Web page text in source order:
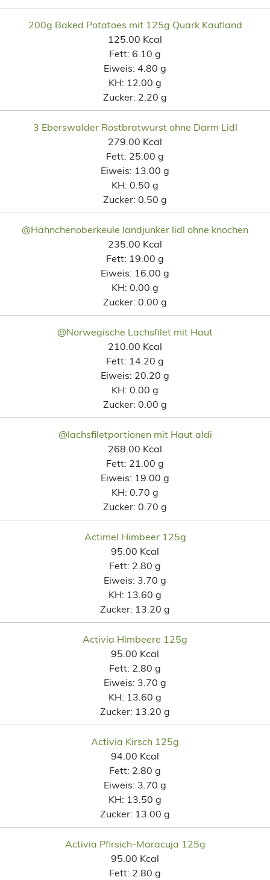
200g Baked Potatoes mit 125g Quark Kaufland
125.00 Kcal
Fett: 6.10 g
Eiweis: 4.80 g
KH: 12.00 g
Zucker: 2.20 g
3 Eberswalder Rostbratwurst ohne Darm Lidl
279.00 Kcal
Fett: 25.00 g
Eiweis: 13.00 g
KH: 0.50 g
Zucker: 0.50 g
@Hähnchenoberkeule landjunker lidl ohne knochen
235.00 Kcal
Fett: 19.00 g
Eiweis: 16.00 g
KH: 0.00 g
Zucker: 0.00 g
@Norwegische Lachsfilet mit Haut
210.00 Kcal
Fett: 14.20 g
Eiweis: 20.20 g
KH: 0.00 g
Zucker: 0.00 g
@lachsfiletportionen mit Haut aldi
268.00 Kcal
Fett: 21.00 g
Eiweis: 19.00 g
KH: 0.70 g
Zucker: 0.70 g
Actimel Himbeer 125g
95.00 Kcal
Fett: 2.80 g
Eiweis: 3.70 g
KH: 13.60 g
Zucker: 13.20 g
Activia Himbeere 125g
95.00 Kcal
Fett: 2.80 g
Eiweis: 3.70 g
KH: 13.60 g
Zucker: 13.20 g
Activia Kirsch 125g
94.00 Kcal
Fett: 2.80 g
Eiweis: 3.70 g
KH: 13.50 g
Zucker: 13.00 g
Activia Pfirsich-Maracuja 125g
95.00 Kcal
Fett: 2.80 g